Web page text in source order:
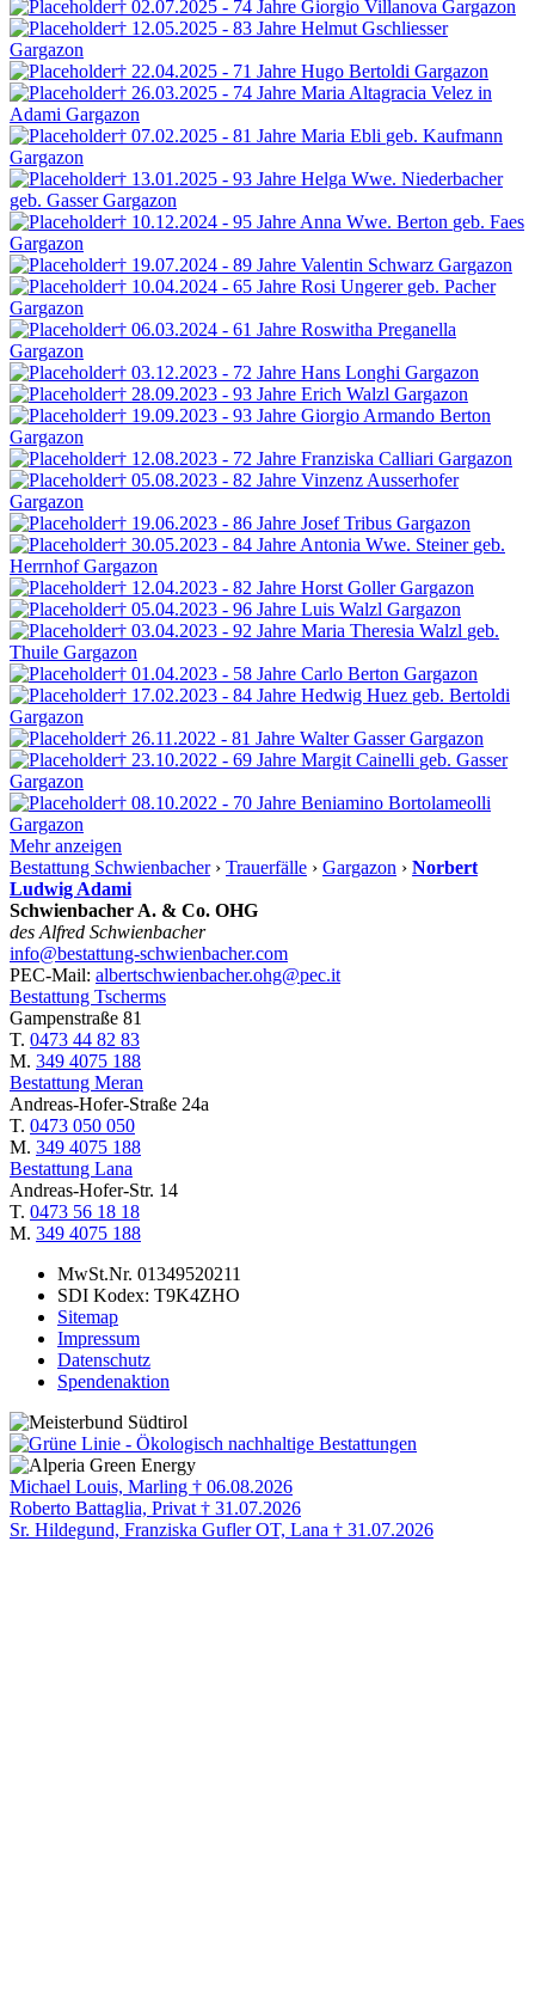
† 02.07.2025 - 74 Jahre Giorgio Villanova Gargazon
† 12.05.2025 - 83 Jahre Helmut Gschliesser
Gargazon
† 22.04.2025 - 71 Jahre Hugo Bertoldi Gargazon
† 26.03.2025 - 74 Jahre Maria Altagracia Velez in
Adami Gargazon
† 07.02.2025 - 81 Jahre Maria Ebli geb. Kaufmann
Gargazon
† 13.01.2025 - 93 Jahre Helga Wwe. Niederbacher
geb. GasserGargazon
† 10.12.2024 - 95 Jahre Anna Wwe. Berton geb. Faes
Gargazon
† 19.07.2024 - 89 Jahre Valentin Schwarz Gargazon
† 10.04.2024 - 65 Jahre Rosi Ungerer geb. Pacher
Gargazon
† 06.03.2024 - 61 Jahre Roswitha Preganella
Gargazon
† 03.12.2023 - 72 Jahre Hans Longhi Gargazon
† 28.09.2023 - 93 Jahre Erich Walzl Gargazon
† 19.09.2023 - 93 Jahre Giorgio Armando Berton
Gargazon
† 12.08.2023 - 72 Jahre Franziska Calliari Gargazon
† 05.08.2023 - 82 Jahre Vinzenz Ausserhofer
Gargazon
† 19.06.2023 - 86 Jahre Josef Tribus Gargazon
† 30.05.2023 - 84 Jahre Antonia Wwe. Steiner geb.
HerrnhofGargazon
† 12.04.2023 - 82 Jahre Horst GollerGargazon
† 05.04.2023 - 96 Jahre Luis Walzl Gargazon
† 03.04.2023 - 92 Jahre Maria Theresia Walzl geb.
Thuile Gargazon
† 01.04.2023 - 58 Jahre Carlo Berton Gargazon
† 17.02.2023 - 84 Jahre Hedwig Huez geb. Bertoldi
Gargazon
† 26.11.2022 - 81 Jahre Walter GasserGargazon
† 23.10.2022 - 69 Jahre Margit Cainelli geb. Gasser
Gargazon
† 08.10.2022 - 70 Jahre Beniamino Bortolameolli
Gargazon
Mehr anzeigen
Bestattung Schwienbacher› Trauerfälle › Gargazon › Norbert
Ludwig Adami
Schwienbacher A. & Co. OHG
des Alfred Schwienbacher
info@bestattung-schwienbacher.com
PEC-Mail: albertschwienbacher.ohg@pec.it
Bestattung Tscherms
Gampenstraße 81
T. 0473 44 82 83
M. 349 4075 188
Bestattung Meran
Andreas-Hofer-Straße 24a
T. 0473 050 050
M. 349 4075 188
Bestattung Lana
Andreas-Hofer-Str. 14
T. 0473 56 18 18
M. 349 4075 188
MwSt.Nr. 01349520211
SDI Kodex: T9K4ZHO
Sitemap
Impressum
Datenschutz
Spendenaktion
Michael Louis, Marling † 06.08.2026
Roberto Battaglia, Privat † 31.07.2026
Sr. Hildegund, Franziska Gufler OT, Lana † 31.07.2026